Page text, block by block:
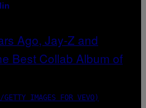
IMAGES FOR VEVO)